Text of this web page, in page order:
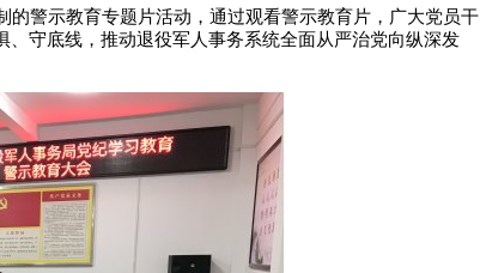
警示教育专题片活动，通过观看警示教育片，广大党员干
守底线，推动退役军人事务系统全面从严治党向纵深发